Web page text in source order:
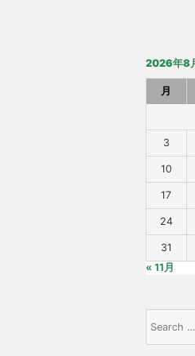
2026年8
月
3
10
17
24
31
« 11月
Search
for: